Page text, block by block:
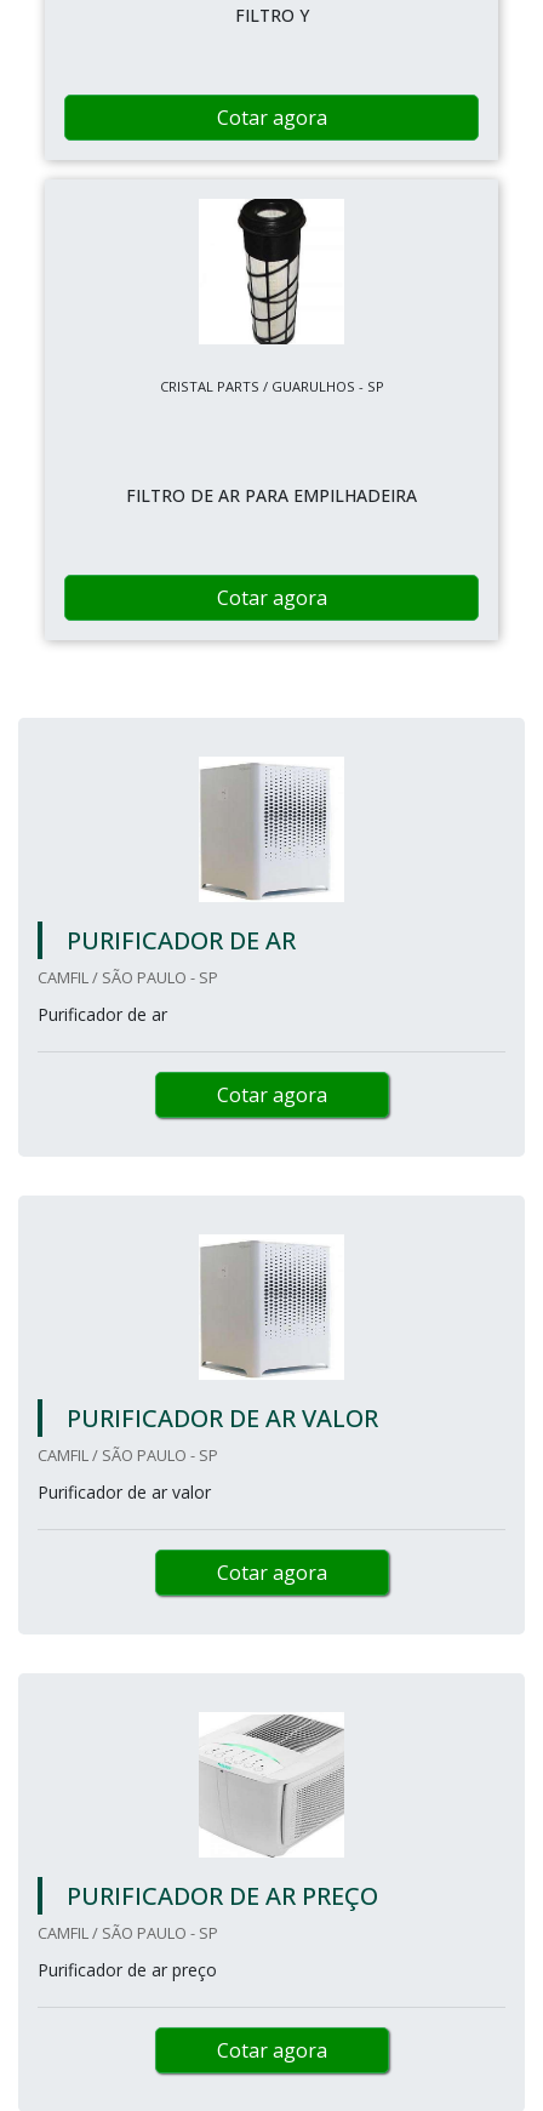
FILTRO Y
Cotar agora
CRISTAL PARTS / GUARULHOS - SP
FILTRO DE AR PARA EMPILHADEIRA
Cotar agora
PURIFICADOR DE AR
CAMFIL / SÃO PAULO - SP
Purificador de ar
Cotar agora
PURIFICADOR DE AR VALOR
CAMFIL / SÃO PAULO - SP
Purificador de ar valor
Cotar agora
PURIFICADOR DE AR PREÇO
CAMFIL / SÃO PAULO - SP
Purificador de ar preço
Cotar agora